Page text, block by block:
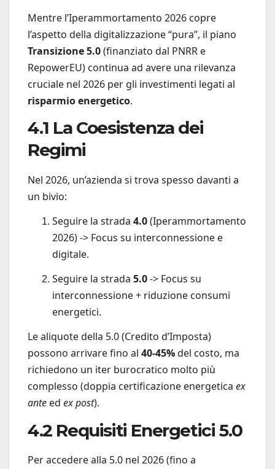
Mentre l’Iperammortamento 2026 copre
l’aspetto della digitalizzazione “pura”, il piano
Transizione 5.0(finanziato dal PNRR e
RepowerEU) continua ad avere una rilevanza
cruciale nel 2026 per gli investimenti legati al
risparmio energetico.
4.1 La Coesistenza dei
Regimi
Nel 2026, un’azienda si trova spesso davanti a
un bivio:
Seguire la strada 4.0(Iperammortamento
2026) -> Focus su interconnessione e
digitale.
Seguire la strada 5.0-> Focus su
interconnessione + riduzione consumi
energetici.
Le aliquote della 5.0 (Credito d’Imposta)
possono arrivare fino al 40-45%del costo, ma
richiedono un iter burocratico molto più
complesso (doppia certificazione energetica ex
ante ed ex post).
4.2 Requisiti Energetici 5.0
Per accedere alla 5.0 nel 2026 (fino a